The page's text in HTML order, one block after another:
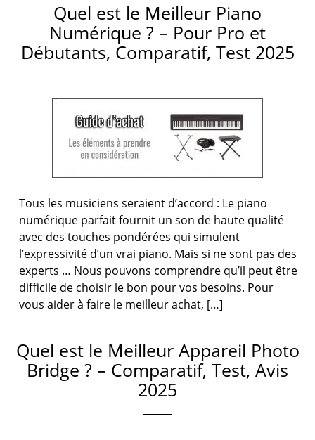
Quel est le Meilleur Piano
Numérique ? – Pour Pro et
Débutants, Comparatif, Test 2025
Tous les musiciens seraient d’accord : Le piano
numérique parfait fournit un son de haute qualité
avec des touches pondérées qui simulent
l’expressivité d’un vrai piano. Mais si ne sont pas des
experts … Nous pouvons comprendre qu’il peut être
difficile de choisir le bon pour vos besoins. Pour
vous aider à faire le meilleur achat, […]
Quel est le Meilleur Appareil Photo
Bridge ? – Comparatif, Test, Avis
2025